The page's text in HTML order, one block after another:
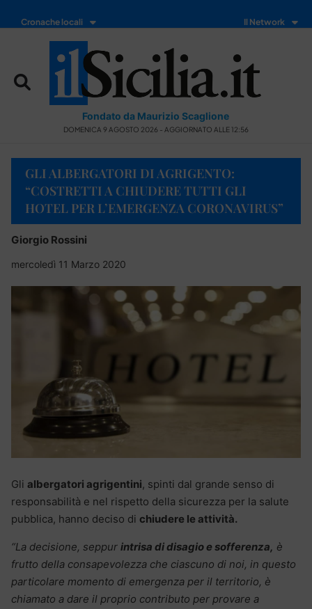
Cronache locali Il Network
Fondato da Maurizio Scaglione
DOMENICA 9 AGOSTO 2026 - AGGIORNATO ALLE 12:56
GLI ALBERGATORI DI AGRIGENTO:
“COSTRETTI A CHIUDERE TUTTI GLI
HOTEL PER L’EMERGENZA CORONAVIRUS”
Giorgio Rossini
mercoledì 11 Marzo 2020
Gli albergatori agrigentini, spinti dal grande senso di
responsabilità e nel rispetto della sicurezza per la salute
pubblica, hanno deciso di chiudere le attività.
“La decisione, seppur intrisa di disagio e sofferenza, è
frutto della consapevolezza che ciascuno di noi, in questo
particolare momento di emergenza per il territorio, è
chiamato a dare il proprio contributo per provare a